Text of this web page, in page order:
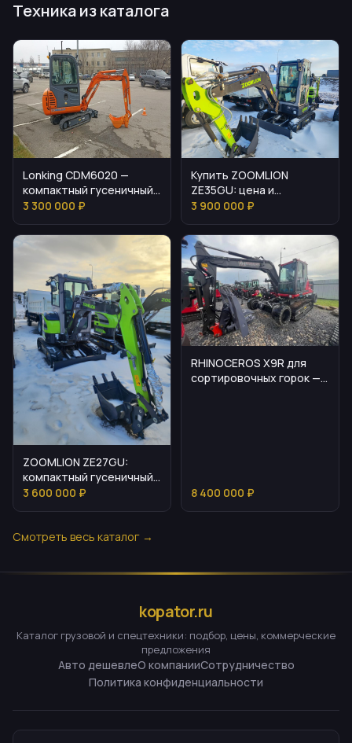
Техника из каталога
Lonking CDM6020 —
компактный гусеничный
мини-экскаватор для
3 300 000 ₽
Купить ZOOMLION
ZE35GU: цена и
основные особенности
3 900 000 ₽
ZOOMLION ZE27GU:
компактный гусеничный
экскаватор для узких
3 600 000 ₽
RHINOCEROS X9R для
сортировочных горок —
8 400 000 ₽
Смотреть весь каталог →
kopator.ru
Каталог грузовой и спецтехники: подбор, цены, коммерческие
предложения
Авто дешевлеО компанииСотрудничество
Политика конфиденциальности